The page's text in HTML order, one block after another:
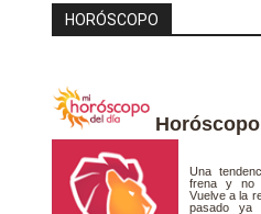
HORÓSCOPO
Horóscopo